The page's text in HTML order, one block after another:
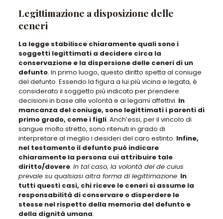
Legittimazione a disposizione delle
ceneri
La legge stabilisce chiaramente quali sono i
soggetti legittimati a decidere circa la
conservazione e la dispersione delle ceneri di un
defunto. In primo luogo, questo diritto spetta al coniuge
del defunto. Essendo la figura a lui più vicina e legata, è
considerato il soggetto più indicato per prendere
decisioni in base alle volontà e ai legami affettivi. In
mancanza del coniuge, sono legittimati i parenti di
primo grado, come i figli. Anch’essi, per il vincolo di
sangue molto stretto, sono ritenuti in grado di
interpretare al meglio i desideri del caro estinto. Infine,
nel testamento il defunto può indicare
chiaramente la persona cui attribuire tale
diritto/dovere. In tal caso, la volontà del de cuius
prevale su qualsiasi altra forma di legittimazione. In
tutti questi casi, chi riceve le ceneri si assume la
responsabilità di conservare o disperdere le
stesse nel rispetto della memoria del defunto e
della dignità umana.